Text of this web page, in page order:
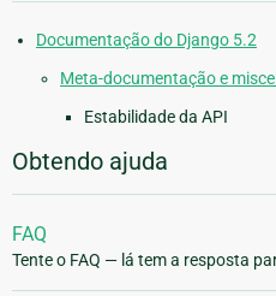
Documentação do Django 5.2
Meta-documentação e
Estabilidade da API
Obtendo ajuda
FAQ
Tente o FAQ — lá tem a resposta